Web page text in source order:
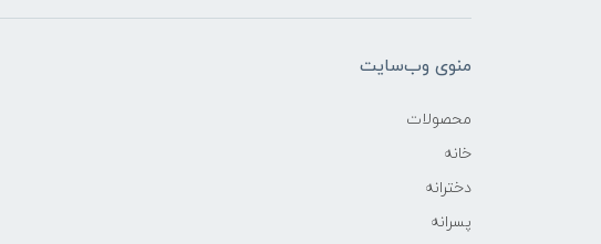
منوی وب‌سایت
محصولات
خانه
دخترانه
پسرانه